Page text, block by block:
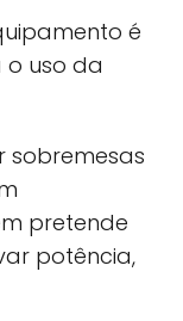
é
uso da
sobremesas
pretende
potência,